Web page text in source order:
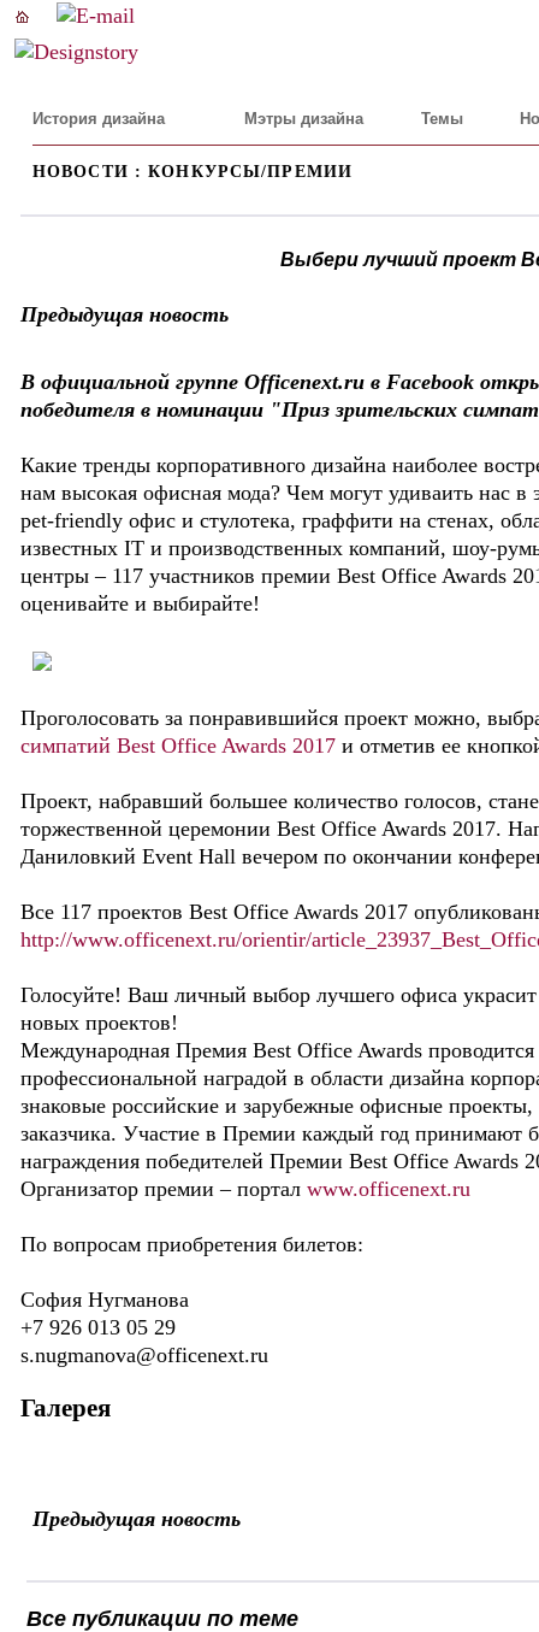
История дизайна Мэтры дизайна Темы
НОВОСТИ : КОНКУРСЫ/ПРЕМИИ
Выбери лучший проект
Предыдущая новость
В официальной группе Officenext.ru в Facebook
победителя в номинации "Приз зрительских
Какие тренды корпоративного дизайна наиболее
нам высокая офисная мода? Чем могут удиваить нас
pet-friendly офис и стулотека, граффити на стенах,
известных IT и производственных компаний, шоу-
центры – 117 участников премии Best Office Awards
оценивайте и выбирайте!
Проголосовать за понравившийся проект можно,
симпатий Best Office Awards 2017 и отметив ee
Проект, набравший большее количество голосов,
торжественной церемонии Best Office Awards 2017.
Даниловкий Event Hall вечером по окончании
Все 117 проектов Best Office Awards 2017
http://www.officenext.ru/orientir/
Голосуйте! Ваш личный выбор лучшего офиса
новых проектов!
Международная Премия Best Office Awards проводится
профессиональной наградой в области дизайна
знаковые российские и зарубежные офисные
заказчика. Участие в Премии каждый год принимают
награждения победителей Премии Best Office Awards
Организатор премии – портал www.officenext.ru
По вопросам приобретения билетов:
София Нугманова
+7 926 013 05 29
s.nugmanova@officenext.ru
Галерея
Предыдущая новость
Все публикации по теме